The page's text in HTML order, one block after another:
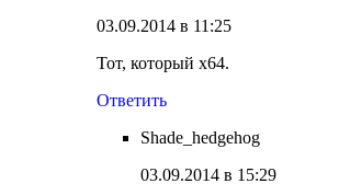
03.09.2014 в 11:25
Тот, который x64.
Ответить
Shade_hedgehog
03.09.2014 в 15:29